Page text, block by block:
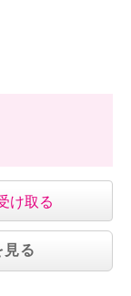
け取る
見る